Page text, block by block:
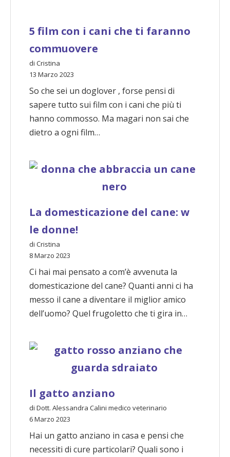
5 film con i cani che ti faranno
commuovere
di Cristina
13 Marzo 2023
So che sei un doglover , forse pensi di
sapere tutto sui film con i cani che più ti
hanno commosso. Ma magari non sai che
dietro a ogni film…
La domesticazione del cane: w
le donne!
di Cristina
8 Marzo 2023
Ci hai mai pensato a com’è avvenuta la
domesticazione del cane? Quanti anni ci ha
messo il cane a diventare il miglior amico
dell’uomo? Quel frugoletto che ti gira in…
Il gatto anziano
di Dott. Alessandra Calini medico veterinario
6 Marzo 2023
Hai un gatto anziano in casa e pensi che
necessiti di cure particolari? Quali sono i